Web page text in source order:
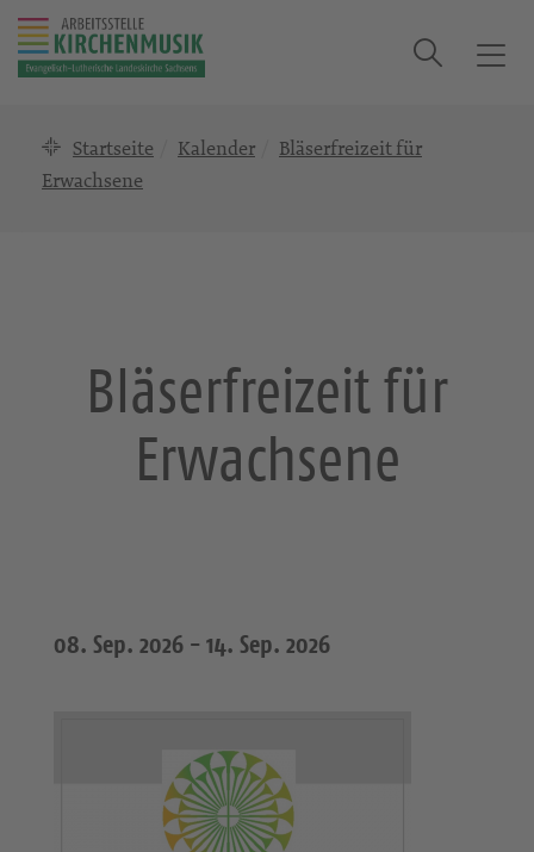
T
Suche
Startseite Kalender
Bläserfreizeit für
Erwachsene
Bläserfreizeit für
Erwachsene
08. Sep. 2026 - 14. Sep. 2026